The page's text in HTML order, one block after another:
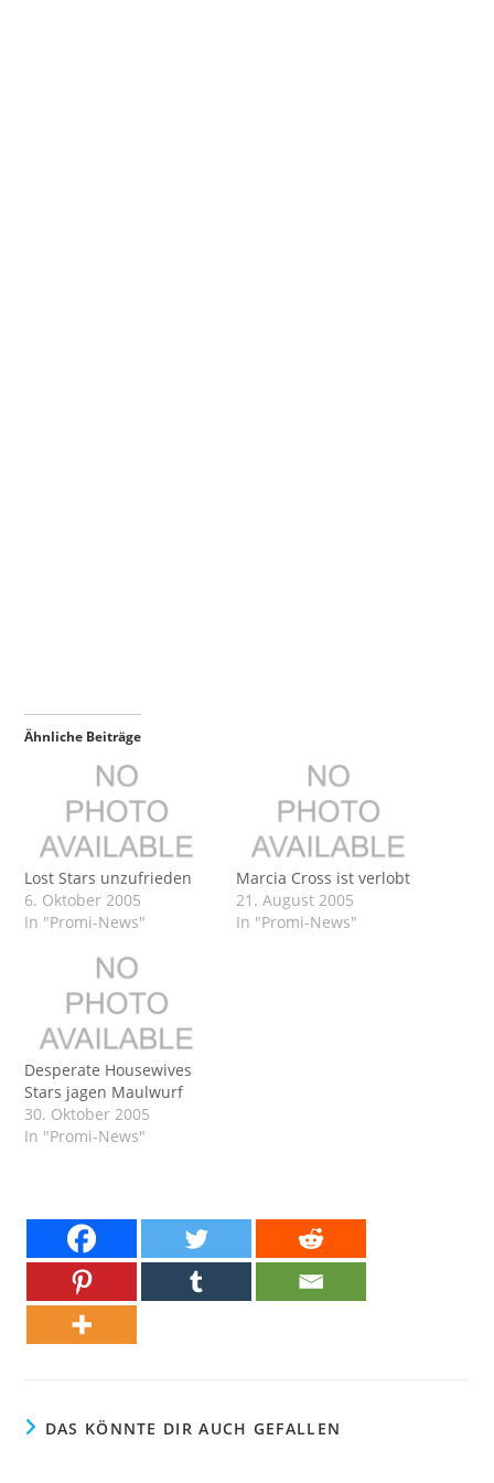
Ähnliche Beiträge
Lost Stars unzufrieden
6. Oktober 2005
In "Promi-News"
Marcia Cross ist verlobt
21. August 2005
In "Promi-News"
Desperate Housewives
Stars jagen Maulwurf
30. Oktober 2005
In "Promi-News"
DAS KÖNNTE DIR AUCH GEFALLEN